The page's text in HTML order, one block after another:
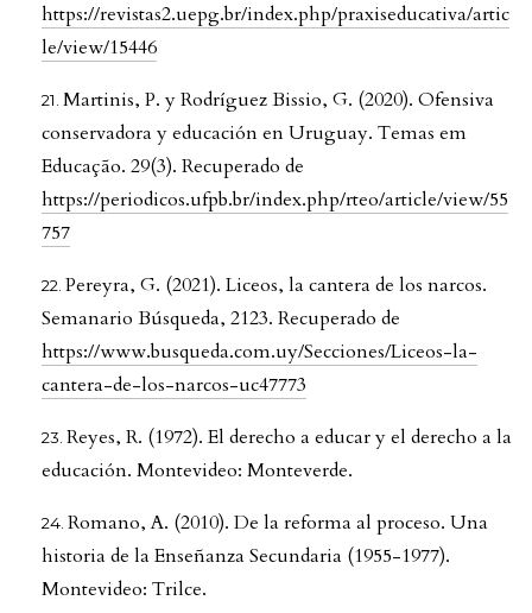
https://revistas2.uepg.br/index.php/praxiseducativa/artic
le/view/15446
Martinis, P. y Rodríguez Bissio, G. (2020). Ofensiva
conservadora y educación en Uruguay. Temas em
Educação. 29(3). Recuperado de
https://periodicos.ufpb.br/index.php/rteo/article/view/55
757
Pereyra, G. (2021). Liceos, la cantera de los narcos.
Semanario Búsqueda, 2123. Recuperado de
https://www.busqueda.com.uy/Secciones/Liceos-la-
cantera-de-los-narcos-uc47773
Reyes, R. (1972). El derecho a educar y el derecho a la
educación. Montevideo: Monteverde.
Romano, A. (2010). De la reforma al proceso. Una
historia de la Enseñanza Secundaria (1955-1977).
Montevideo: Trilce.